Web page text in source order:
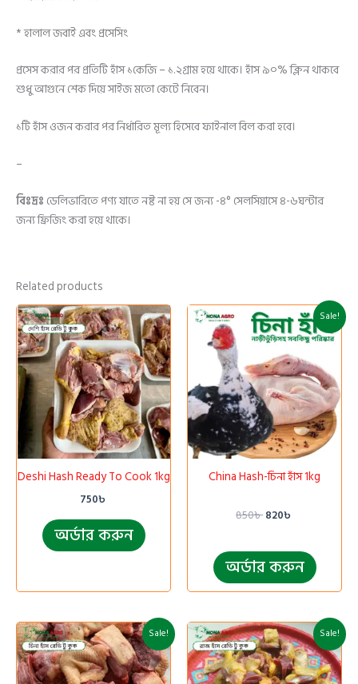
* হালাল জবাই এবং প্রসেসিং
প্রসেস করার পর প্রতিটি হাঁস ১কেজি – ১.২গ্রাম হয়ে থাকে। হাঁস ৯০% ক্লিন থাকবে
শুধু আগুনে শেক দিয়ে সাইজ মতো কেটে নিবেন।
১টি হাঁস ওজন করার পর নির্ধারিত মূল্য হিসেবে ফাইনাল বিল করা হবে।
–
বিঃদ্রঃ ডেলিভারিতে পণ্য যাতে নষ্ট না হয় সে জন্য -৪° সেলসিয়াসে ৪-৬ঘন্টার
জন্য ফ্রিজিং করা হয়ে থাকে।
Related products
Deshi Hash Ready To Cook 1kg
750৳
অর্ডার করুন
Sale!
China Hash-চিনা হাঁস 1kg
850৳
Original
price
was:
850৳ .
820৳
Current
price
is:
অর্ডার করুন
Sale!
Original
price
was:
950৳ .
Current
price
is:
900৳ .
Sale!
Original
price
was:
950৳ .
Current
price
is:
900৳ .